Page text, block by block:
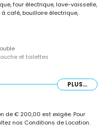
four électrique, lave-vaisselle,
café, bouilloire électrique,
et toilettes
PLUS...
de € 200,00 est exigée. Pour
nos Conditions de Location.